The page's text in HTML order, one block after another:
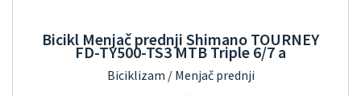
Bicikl Menjač prednji Shimano TOURNEY
FD-TY500-TS3 MTB Triple 6/7 a
Biciklizam / Menjač prednji